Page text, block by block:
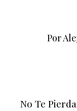
Por
No Te